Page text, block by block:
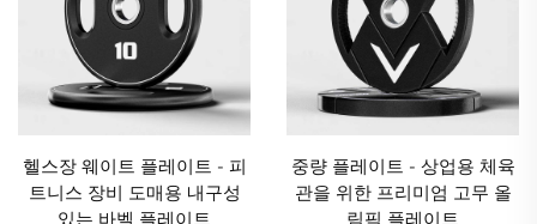
헬스장 웨이트 플레이트 - 피
트니스 장비 도매용 내구성
있는 바벨 플레이트
중량 플레이트 - 상업용 체육
관을 위한 프리미엄 고무 올
림픽 플레이트